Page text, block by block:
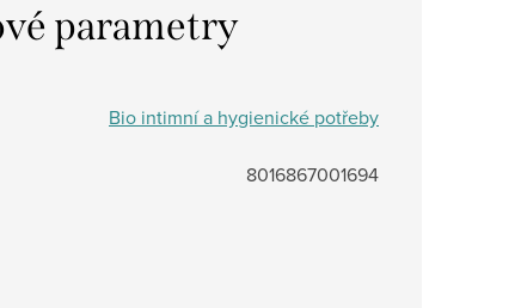
parametry
Bio intimní a hygienické potřeby
8016867001694